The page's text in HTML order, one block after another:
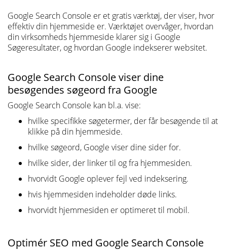
Google Search Console er et gratis værktøj, der viser, hvor
effektiv din hjemmeside er. Værktøjet overvåger, hvordan
din virksomheds hjemmeside klarer sig i Google
Søgeresultater, og hvordan Google indekserer websitet.
Google Search Console viser dine
besøgendes søgeord fra Google
Google Search Console kan bl.a. vise:
hvilke specifikke søgetermer, der får besøgende til at
klikke på din hjemmeside.
hvilke søgeord, Google viser dine sider for.
hvilke sider, der linker til og fra hjemmesiden.
hvorvidt Google oplever fejl ved indeksering.
hvis hjemmesiden indeholder døde links.
hvorvidt hjemmesiden er optimeret til mobil.
Optimér SEO med Google Search Console